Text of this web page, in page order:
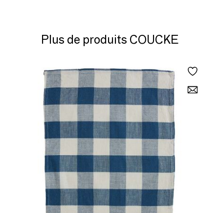
Plus de produits COUCKE